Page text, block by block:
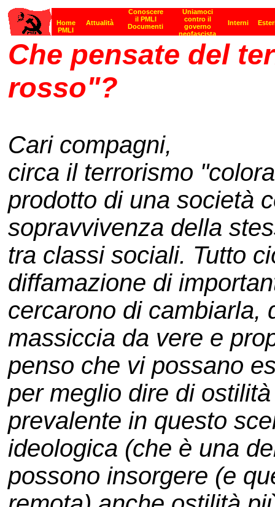
Che pensate del
rosso"?
Cari compagni,
circa il terrorismo
prodotto di una società
sopravvivenza della
tra classi sociali. Tutto
diffamazione di
cercarono di cambiarla,
massiccia da vere e
penso che vi possano
per meglio dire di
prevalente in questo
ideologica (che è una
possono insorgere (e